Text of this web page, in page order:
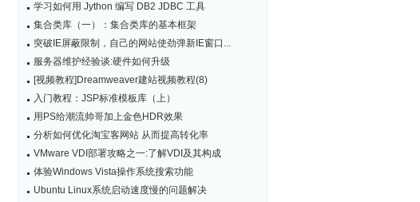
学习如何用 Jython 编写 DB2 JDBC 工具
集合类库（一）：集合类库的基本框架
突破IE屏蔽限制，自己的网站使劲弹新IE窗口...
服务器维护经验谈:硬件如何升级
[视频教程]Dreamweaver建站视频教程(8)
入门教程：JSP标准模板库（上）
用PS给潮流帅哥加上金色HDR效果
分析如何优化淘宝客网站 从而提高转化率
VMware VDI部署攻略之一:了解VDI及其构成
体验Windows Vista操作系统搜索功能
Ubuntu Linux系统启动速度慢的问题解决